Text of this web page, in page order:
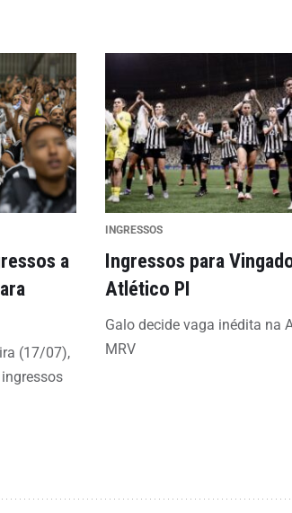
a
(17/07),
INGRESSOS
Ingressos para
Atlético PI
Galo decide vaga inédita na
MRV